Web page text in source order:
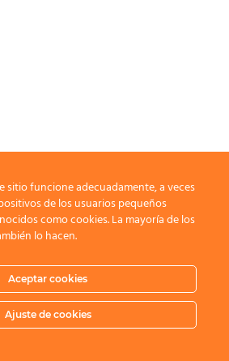
sitio funcione adecuadamente, a veces
de los usuarios pequeños
como cookies. La mayoría de los
lo hacen.
Aceptar cookies
Ajuste de cookies